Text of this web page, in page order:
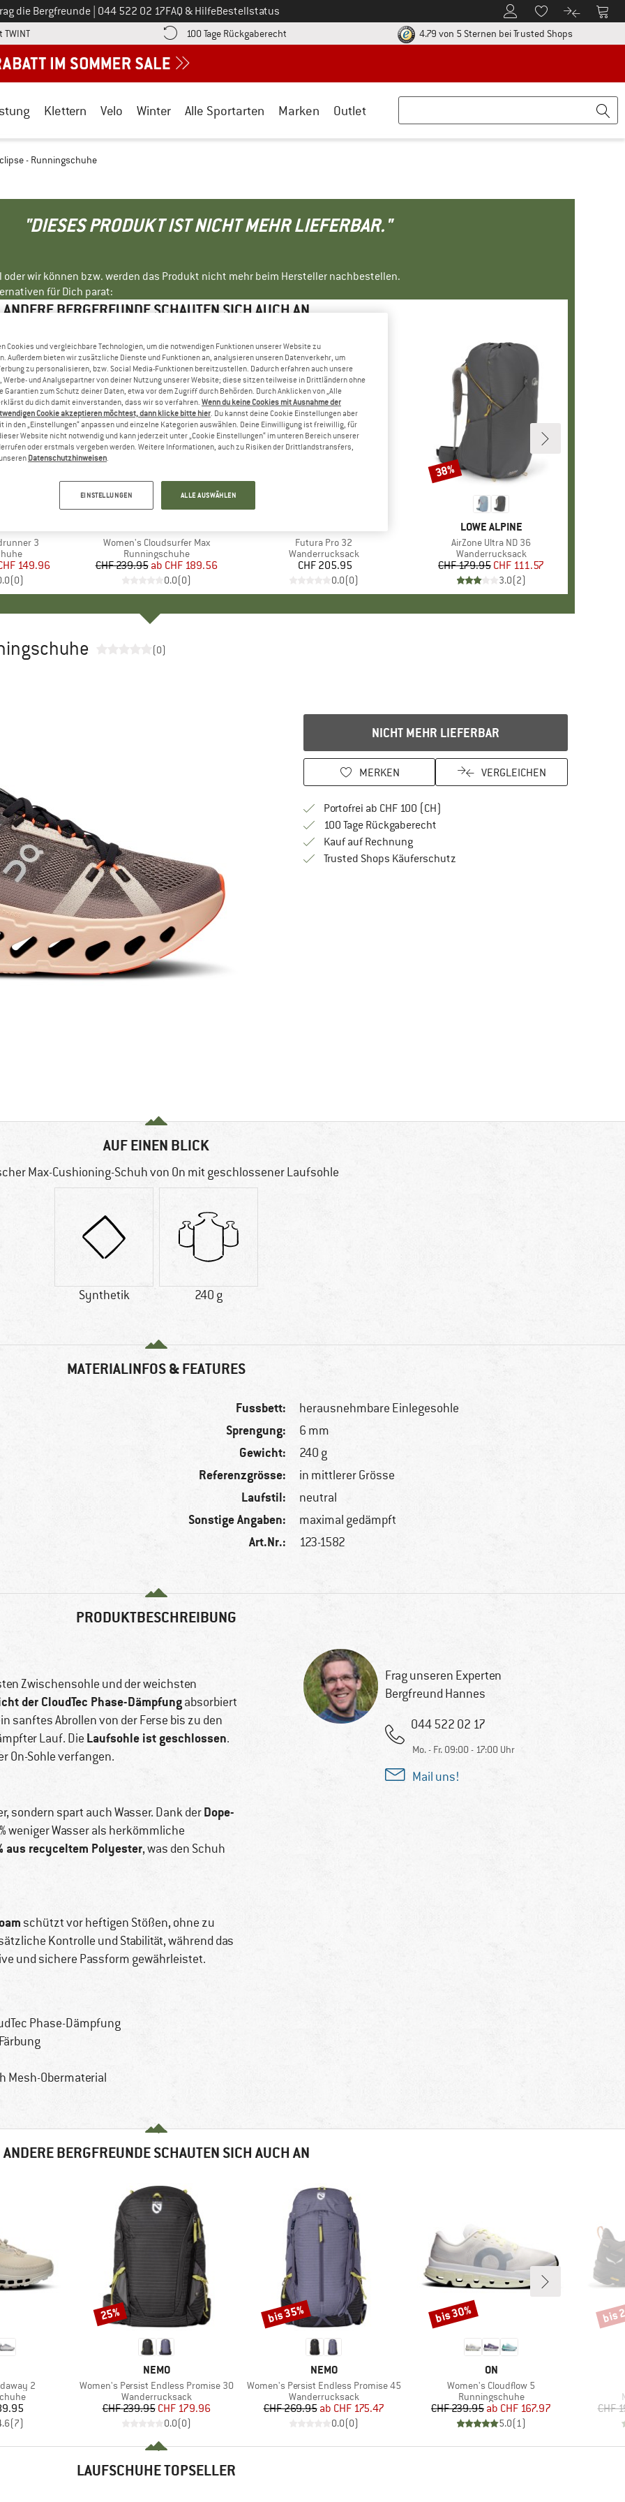
die Bergfreunde Ruf uns an unter
044 522 02 17FAQ & HilfeBestellstatus Zum KundenkontoZum Merkzettel.
Zum Zum
Finde die Zahlungs-Infos hier! Öffnet sich in einer Infobox
100 Tage Rückgaberecht Gehe hier zu den Rückgabe-Richtlinien Öffnet sich in einer Infobox
4.79 von 5 Sternen bei Trusted ShopsFinde alle
Klettern Velo Winter Alle Sportarten Marken Outlet
- Runningschuhe
"DIESES PRODUKT IST NICHT MEHR LIEFERBAR."
wir können bzw. werden das Produkt nicht mehr beim Hersteller nachbestellen.
für Dich parat:
ANDERE BERGFREUNDE SCHAUTEN SICH AUCH AN
3
Preis
149.96
(0)
Artikel
Women's Cloudsurfer Max
Produktgruppe
Runningschuhe
Preis
CHF 239.95 reduzierter Preis
ab CHF 189.56
0.0(0)
Artikel
Futura Pro 32
Produktgruppe
Wanderrucksack
Preis
CHF 205.95
0.0(0)
MARKE
LOWE ALPINE
Artikel
AirZone Ultra ND 36
Produktgruppe
Wanderrucksack
Preis
CHF 179.95reduzierter Preis
CHF 111.57
3.0(2)
Rabatt
38%
(0)
NICHT MEHR LIEFERBAR
MERKEN VERGLEICHEN
Portofrei ab CHF 100 (CH)
100 Tage RückgaberechtGehe hier zu den Rückgabe-Richtlinien
Kauf auf RechnungFinde die Zahlungs-Infos hier! Öffnet sich in
Trusted Shops KäuferschutzFinde alle Infos hier!
AUF EINEN BLICK
Max-Cushioning-Schuh von On mit geschlossener Laufsohle
Synthetik 240 g
MATERIALINFOS & FEATURES
Fussbett: herausnehmbare Einlegesohle
Sprengung: 6 mm
Gewicht: 240 g
Referenzgrösse: in mittlerer Grösse
Laufstil: neutral
Sonstige Angaben: maximal gedämpft
Art.Nr.: 123-1582
PRODUKTBESCHREIBUNG
Zwischensohle und der weichsten
der CloudTec Phase-Dämpfungabsorbiert
sanftes Abrollen von der Ferse bis zu den
Lauf. Die Laufsohle ist geschlossen.
On-Sohle verfangen.
sondern spart auch Wasser. Dank derDope-
weniger Wasser als herkömmliche
aus recyceltem Polyester, was den Schuh
schützt vor heftigen Stößen, ohne zu
Kontrolle und Stabilität, während das
und sichere Passform gewährleistet.
Phase-Dämpfung
Mesh-Obermaterial
Frag unseren Experten
Bergfreund Hannes
044 522 02 17
Mo. - Fr. 09:00 - 17:00 Uhr
Mail uns!
ANDERE BERGFREUNDE SCHAUTEN SICH AUCH AN
2
(7)
MARKE
NEMO
Artikel
Women's Persist Endless Promise 30
Produktgruppe
Wanderrucksack
Preis
CHF 239.95reduzierter Preis
CHF 179.96
0.0(0)
Rabatt
25%
MARKE
NEMO
Artikel
Women's Persist Endless Promise 45
Produktgruppe
Wanderrucksack
Preis
CHF 269.95 reduzierter Preis
ab CHF 175.47
0.0(0)
Rabatt
bis 35%
MARKE
ON
Artikel
Women's Cloudflow 5
Produktgruppe
Runningschuhe
Preis
CHF 239.95 reduzierter Preis
ab CHF 167.97
5.0(1)
Rabatt
bis 30%
CHF
bis
LAUFSCHUHE TOPSELLER
Cookies und vergleichbare Technologien, um die notwendigen Funktionen unserer Website zu
Außerdem bieten wir zusätzliche Dienste und Funktionen an, analysieren unseren Datenverkehr, um
zu personalisieren, bzw. Social Media-Funktionen bereitzustellen. Dadurch erfahren auch unsere
Werbe- und Analysepartner von deiner Nutzung unserer Website; diese sitzen teilweise in Drittländern ohne
Garantien zum Schutz deiner Daten, etwa vor dem Zugriff durch Behörden. Durch Anklicken von „Alle
du dich damit einverstanden, dass wir so verfahren. Wenn du keine Cookies mit Ausnahme der
Cookie akzeptieren möchtest, dann klicke bitte hier. Du kannst deine Cookie Einstellungen aber
in den „Einstellungen“ anpassen und einzelne Kategorien auswählen. Deine Einwilligung ist freiwillig, für
Website nicht notwendig und kann jederzeit unter „Cookie Einstellungen“ im unteren Bereich unserer
oder erstmals vergeben werden. Weitere Informationen, auch zu Risiken der Drittlandstransfers,
Datenschutzhinweisen.
EINSTELLUNGEN ALLE AUSWÄHLEN